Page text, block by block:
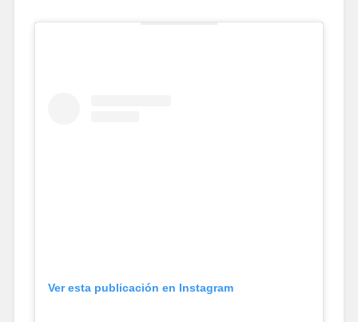
Ver esta publicación en Instagram